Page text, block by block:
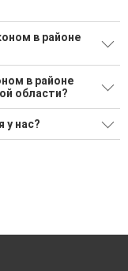
в районе
с балконом в
для
в районе
области?
цена: 2 800
у нас?